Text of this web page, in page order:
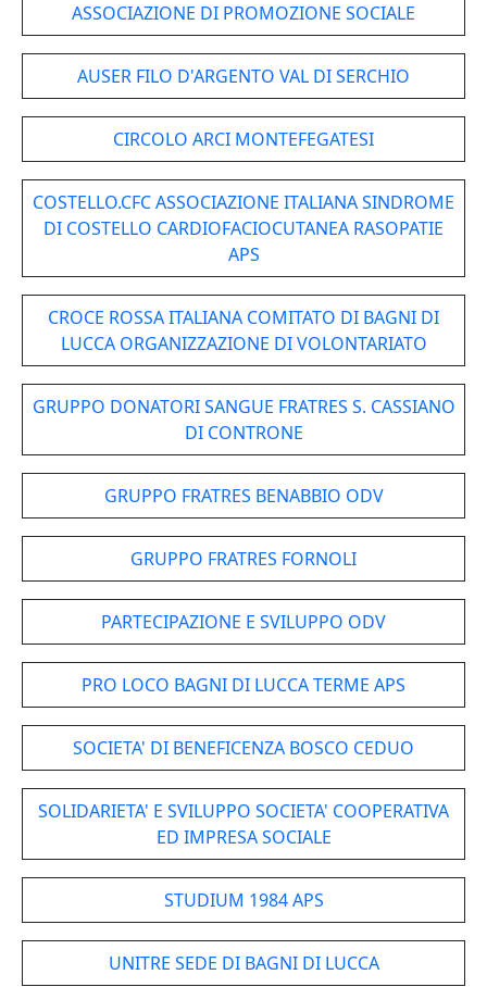
ASSOCIAZIONE DI PROMOZIONE SOCIALE
AUSER FILO D'ARGENTO VAL DI SERCHIO
CIRCOLO ARCI MONTEFEGATESI
COSTELLO.CFC ASSOCIAZIONE ITALIANA SINDROME
DI COSTELLO CARDIOFACIOCUTANEA RASOPATIE
APS
CROCE ROSSA ITALIANA COMITATO DI BAGNI DI
LUCCA ORGANIZZAZIONE DI VOLONTARIATO
GRUPPO DONATORI SANGUE FRATRES S. CASSIANO
DI CONTRONE
GRUPPO FRATRES BENABBIO ODV
GRUPPO FRATRES FORNOLI
PARTECIPAZIONE E SVILUPPO ODV
PRO LOCO BAGNI DI LUCCA TERME APS
SOCIETA' DI BENEFICENZA BOSCO CEDUO
SOLIDARIETA' E SVILUPPO SOCIETA' COOPERATIVA
ED IMPRESA SOCIALE
STUDIUM 1984 APS
UNITRE SEDE DI BAGNI DI LUCCA